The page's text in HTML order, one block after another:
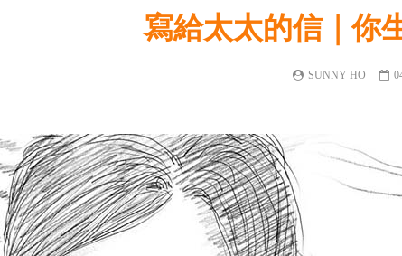
寫給太太的信｜你
SUNNY HO